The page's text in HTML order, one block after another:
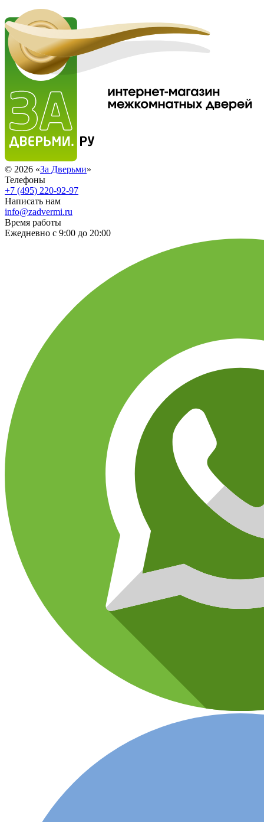
© 2026 «За Дверьми»
Телефоны
+7 (495) 220-92-97
Написать нам
info@zadvermi.ru
Время работы
Ежедневно с 9:00 до 20:00